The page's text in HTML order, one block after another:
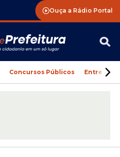
Ouça a Rádio Portal
Concursos Públicos